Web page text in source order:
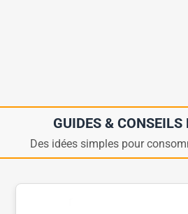
GUIDES & CONSEILS
Des idées simples pour